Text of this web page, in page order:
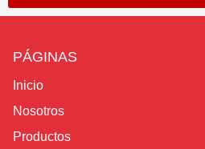
PÁGINAS
Inicio
Nosotros
Productos